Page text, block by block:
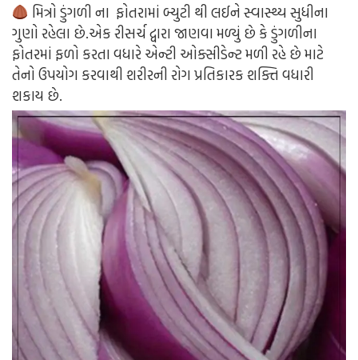
મિત્રો ડુંગળી ના ફોતરામાં બ્યુટી થી લઈને સ્વાસ્થ્ય સુધીના
ગુણો રહેલા છે.એક રીસર્ચ દ્વારા જાણવા મળ્યું છે કે ડુંગળીના
ફોતરમાં ફળો કરતા વધારે એન્ટી ઓક્સીડેન્ટ મળી રહે છે માટે
તેનો ઉપયોગ કરવાથી શરીરની રોગ પ્રતિકારક શક્તિ વધારી
શકાય છે.